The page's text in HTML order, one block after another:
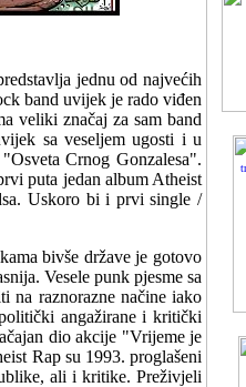
jednu od najvećih
band uvijek je rado viđen
veliki značaj za sam band
sa veseljem ugosti i u
Crnog Gonzalesa".
puta jedan album Atheist
Uskoro bi i prvi single /
bivše države je gotovo
Vesele punk pjesme sa
na raznorazne načine iako
angažirane i kritički
dio akcije "Vrijeme je
Rap su 1993. proglašeni
ali i kritike. Preživjeli